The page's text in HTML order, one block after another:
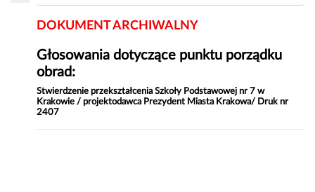
DOKUMENT ARCHIWALNY
Głosowania dotyczące punktu porządku
obrad:
Stwierdzenie przekształcenia Szkoły Podstawowej nr 7 w
Krakowie / projektodawca Prezydent Miasta Krakowa/ Druk nr
2407